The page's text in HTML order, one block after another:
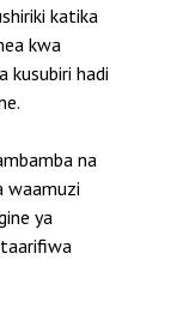
katika
kwa
kusubiri hadi
na
waamuzi
ya